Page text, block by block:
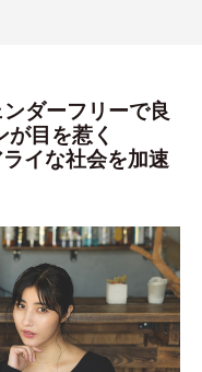
ダーフリーで良
目を惹く
イな社会を加速